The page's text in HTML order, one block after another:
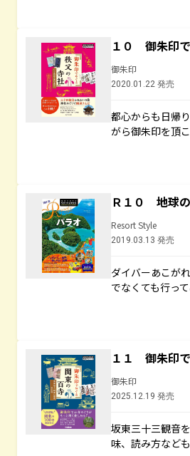
１０ 御朱印
御朱印
2020.01.22 発売
都心からも日帰
がら御朱印を頂こ
Ｒ１０ 地球
Resort Style
2019.03.13 発売
ダイバーあこが
でなくても行っ
１１ 御朱印
御朱印
2025.12.19 発売
坂東三十三観音
味、読み方など